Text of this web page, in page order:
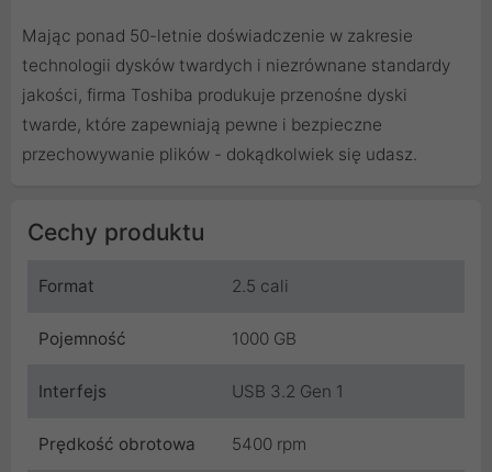
Mając ponad 50-letnie doświadczenie w zakresie
technologii dysków twardych i niezrównane standardy
jakości, firma Toshiba produkuje przenośne dyski
twarde, które zapewniają pewne i bezpieczne
przechowywanie plików - dokądkolwiek się udasz.
Cechy produktu
Format 2.5 cali
Pojemność 1000 GB
Interfejs USB 3.2 Gen 1
Prędkość obrotowa 5400 rpm